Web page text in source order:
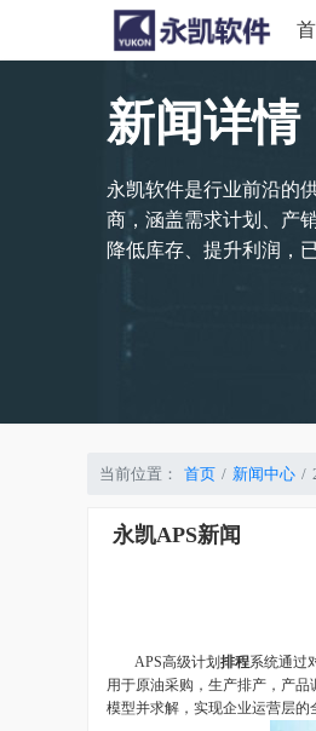
新闻详情
永凯软件是行业前沿的
商，涵盖需求计划、产
降低库存、提升利润，
当前位置： 首页 新闻中心
永凯APS新闻
APS高级计划 排程系统通过
用于原油采购，生产排产，产
模型并求解，实现企业运营层的